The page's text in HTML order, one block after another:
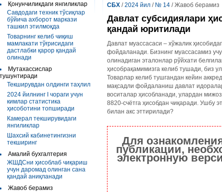
Қонунчиликдаги янгиликлар
Савдодаги техник тўсиқлар
бўйича ахборот маркази
ташкил этилмоқда
Товарнинг келиб чиқиш
мамлакати тўғрисидаги
дастлабки қарор қандай
олинади
Мутахассислар
тушунтиради
Текширувдан олдинги таҳлил
2024 йилнинг I чораги учун
кимлар статистика
ҳисоботини топширади
Камерал текширувидаги
янгиликлар
Шахсий кабинетингизни
текширинг
Амалий бухгалтерия
ЖШДСни ҳисоблаб чиқариш
учун даромад олинган сана
қандай аниқланади
Жавоб берамиз
СБХ /2024 йил / № 14 / Жавоб берамиз
Давлат субсидиялари
қандай юритилади
Давлат муассасаси – хўжалик
фойдаланади. Бизнинг муассасамиз
олинадиган эталонлар рўйхати
ҳисобрақамимизга келиб тушади, биз
Товарлар келиб тушгандан кейин
мақсадли фойдаланиш давлат
воситалар ҳисобланади, улардан
8820-счётга ҳисобдан чиқаради. Ушбу
билан акс эттирилади?
Для
публикации,
электронную